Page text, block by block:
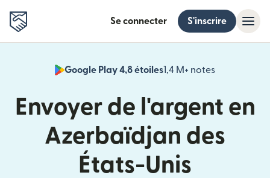
Se connecter S'inscrire
Google Play 4,8 étoiles1,4 M+ notes
Envoyer de l'argent en
Azerbaïdjan des
États-Unis